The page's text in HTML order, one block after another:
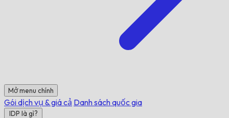
Mở menu chính
Gói dịch vụ & giá cả Danh sách quốc gia
IDP là gì?